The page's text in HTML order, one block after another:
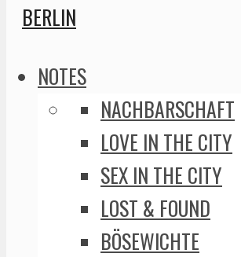
NOTES
NACHBARSCHAFT
LOVE IN THE CITY
SEX IN THE CITY
LOST & FOUND
BÖSEWICHTE